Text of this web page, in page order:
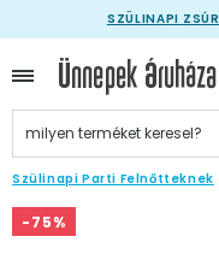
SZÜLINAPI ZSÚR
Szülinapi Parti Felnőtteknek
-75%